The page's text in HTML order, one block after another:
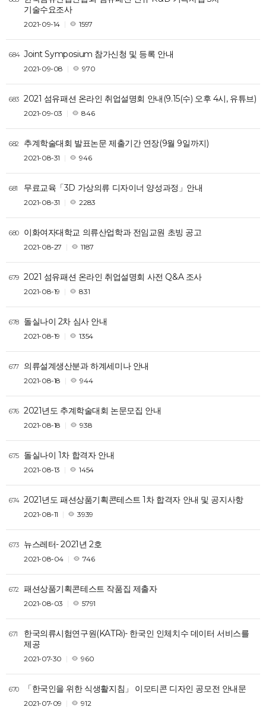
기술수요조사
2021-09-14 1597
684 Joint Symposium 참가신청 및 등록 안내
2021-09-08 970
683 2021 섬유패션 온라인 취업설명회 안내(9.15(수) 오후 4시, 유튜브)
2021-09-03 846
682 추계학술대회 발표논문 제출기간 연장(9월 9일까지)
2021-08-31 946
681 무료교육「3D 가상의류 디자이너 양성과정」안내
2021-08-31 2283
680 이화여자대학교 의류산업학과 전임교원 초빙 공고
2021-08-27 1187
679 2021 섬유패션 온라인 취업설명회 사전 Q&A 조사
2021-08-19 831
678 돌실나이 2차 심사 안내
2021-08-19 1354
677 의류설계생산분과 하계세미나 안내
2021-08-18 944
676 2021년도 추계학술대회 논문모집 안내
2021-08-18 938
675 돌실나이 1차 합격자 안내
2021-08-13 1454
674 2021년도 패션상품기획콘테스트 1차 합격자 안내 및 공지사항
2021-08-11 3939
673 뉴스레터- 2021년 2호
2021-08-04 746
672 패션상품기획콘테스트 작품집 제출자
2021-08-03 5791
671
한국의류시험연구원(KATRi)- 한국인 인체치수 데이터 서비스를
제공
2021-07-30 960
670 「한국인을 위한 식생활지침」 이모티콘 디자인 공모전 안내문
2021-07-09 912